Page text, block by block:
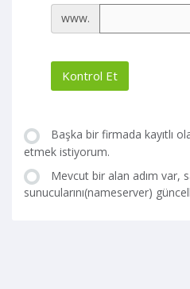
www.
Kontrol Et
Başka bir firmada kayıtlı
etmek istiyorum.
Mevcut bir alan adım var,
sunucularını(nameserver)